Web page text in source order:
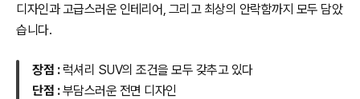
디자인과 고급스러운 인테리어, 그리고 최상의 안락함까지 모두 담았
습니다.
장점 : 럭셔리 SUV의 조건을 모두 갖추고 있다
단점 :부담스러운 전면 디자인